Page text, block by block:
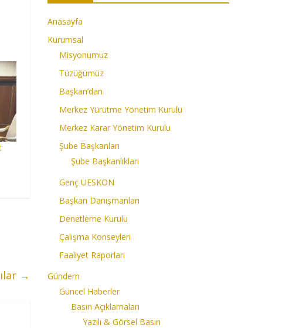
→
Anasayfa
Kurumsal
Misyonumuz
Tüzüğümüz
Başkan’dan
Merkez Yürütme Yönetim Kurulu
Merkez Karar Yönetim Kurulu
Şube Başkanları
Şube Başkanlıkları
Genç UESKON
Başkan Danışmanları
Denetleme Kurulu
Çalışma Konseyleri
Faaliyet Raporları
Gündem
Güncel Haberler
Basın Açıklamaları
Yazılı & Görsel Basın